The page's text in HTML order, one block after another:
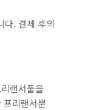
다. 결제 후의
랜서풀을
프리랜서뿐